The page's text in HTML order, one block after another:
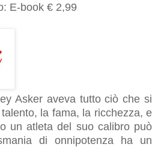
E-book € 2,99
Asker aveva tutto ciò che si
la fama, la ricchezza, e
un atleta del suo calibro può
di onnipotenza ha un